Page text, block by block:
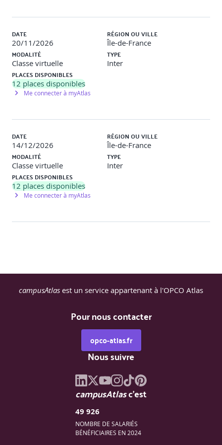
Dans ce module, vous allez découvrir le Machine
Learning, l’intelligence artificielle, Azure DevOps, les
notions de base du monitoring, les notions de base de la
gestion, les notions de base de l’informatique Serverless
et les notions de base de l’IoT.
Choisir le meilleur service IA
Choisir la meilleure technologie Azure serverless
Choisir les meilleurs outils avec DevOps et GitHub
Choisir les meilleurs outils de gestion
adapté pour répondre à différents types de défis métier
Choisir l’outil de gestion Azure le mieux adapté pour
répondre à différents besoins techniques.
mieux adaptée à votre scénario métier
Choisir le service Azure IoT le mieux adapté à un
scénario métier donné
MODULE 4 : FONCTIONNALITÉS GÉNÉRALES
RELATIVES À LA SÉCURITÉ ET AUX RÉSEAUX
Dans ce module, vous allez apprendre à vous protéger
contre les menaces de sécurité et à sécuriser vos réseaux
DATE
20/11/2026
RÉGION OU VILLE
Île-de-France
MODALITÉ
Classe virtuelle
TYPE
Inter
PLACES DISPONIBLES
12 places disponibles
Me connecter à myAtlas
DATE
14/12/2026
RÉGION OU VILLE
Île-de-France
MODALITÉ
Classe virtuelle
TYPE
Inter
PLACES DISPONIBLES
12 places disponibles
Me connecter à myAtlas
campusAtlas est un service appartenant à l'OPCO Atlas
Pour nous contacter
opco-atlas.fr
Nous suivre
campusAtlasc'est
49 926
NOMBRE DE SALARIÉS
BÉNÉFICIAIRES EN 2024